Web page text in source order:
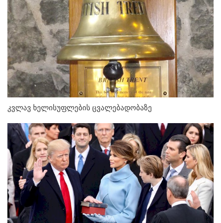
კვლავ ხელისუფლების ცვალებადობაზე